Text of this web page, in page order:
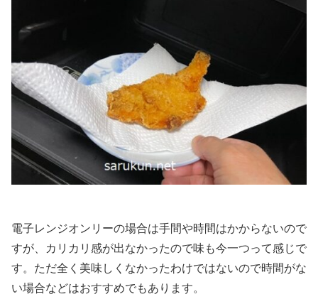
電子レンジオンリーの場合は手間や時間はかからないので
すが、カリカリ感が出なかったので味も今一つって感じで
す。ただ全く美味しくなかったわけではないので時間がな
い場合などはおすすめでもあります。